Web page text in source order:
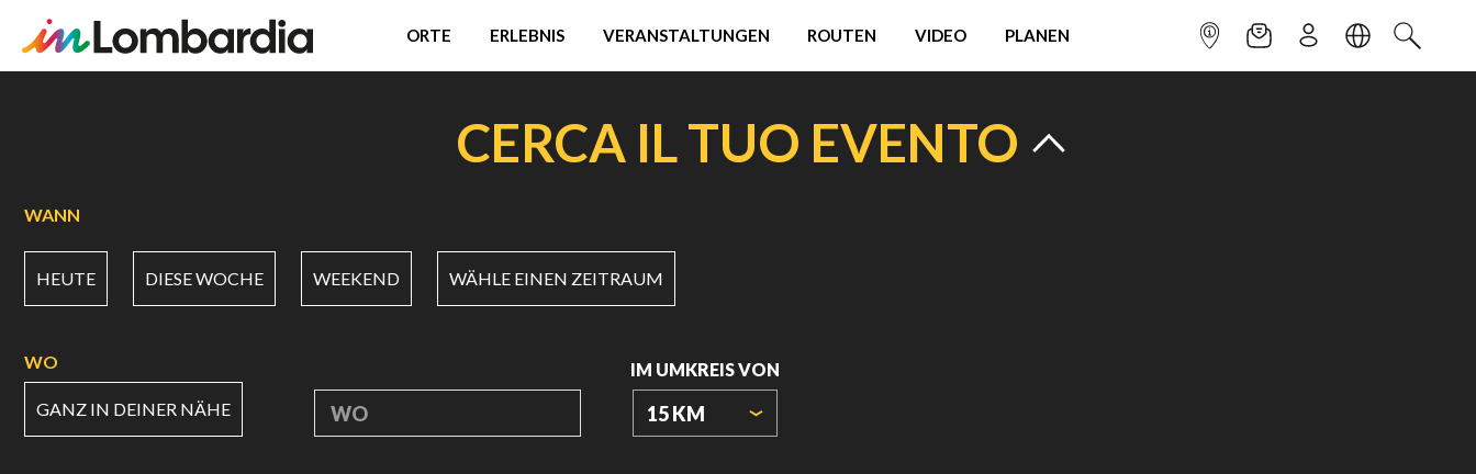
ORTE ERLEBNIS VERANSTALTUNGEN ROUTEN VIDEO PLANEN INFOPUNKTNEWSLETTER
ANMELDENSPRACHESUCHEN
CERCA IL TUO EVENTO
WANN
HEUTE DIESE WOCHE WEEKEND WÄHLE EINEN ZEITRAUM
WO
GANZ IN DEINER NÄHE WO
IM UMKREIS VON
15 KM